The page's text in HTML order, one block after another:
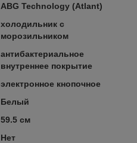
ABG Technology (Atlant)
холодильник с
морозильником
антибактериальное
внутреннее покрытие
электронное кнопочное
Белый
59.5 см
Нет